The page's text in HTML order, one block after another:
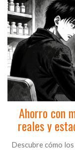
Ahorro con
reales y
Descubre cómo